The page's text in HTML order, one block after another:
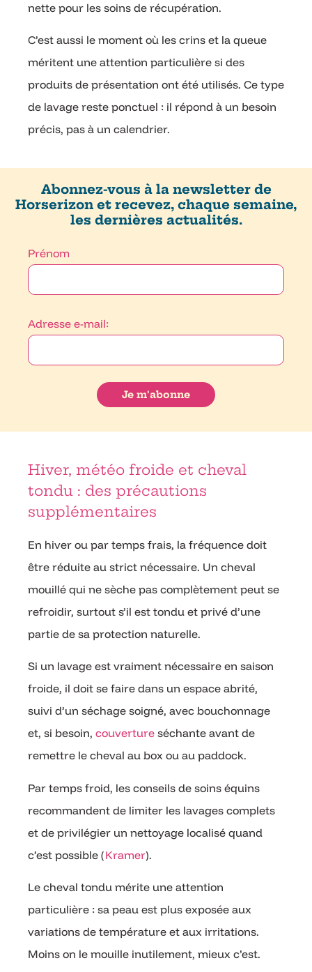
nette pour les soins de récupération.
C’est aussi le moment où les crins et la queue
méritent une attention particulière si des
produits de présentation ont été utilisés. Ce type
de lavage reste ponctuel : il répond à un besoin
précis, pas à un calendrier.
Abonnez-vous à la newsletter de
Horserizon et recevez, chaque semaine,
les dernières actualités.
Prénom
Adresse e-mail:
Hiver, météo froide et cheval
tondu : des précautions
supplémentaires
En hiver ou par temps frais, la fréquence doit
être réduite au strict nécessaire. Un cheval
mouillé qui ne sèche pas complètement peut se
refroidir, surtout s’il est tondu et privé d’une
partie de sa protection naturelle.
Si un lavage est vraiment nécessaire en saison
froide, il doit se faire dans un espace abrité,
suivi d’un séchage soigné, avec bouchonnage
et, si besoin, couverture séchante avant de
remettre le cheval au box ou au paddock.
Par temps froid, les conseils de soins équins
recommandent de limiter les lavages complets
et de privilégier un nettoyage localisé quand
c’est possible (Kramer).
Le cheval tondu mérite une attention
particulière : sa peau est plus exposée aux
variations de température et aux irritations.
Moins on le mouille inutilement, mieux c’est.